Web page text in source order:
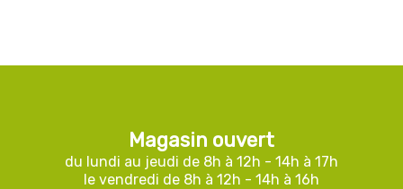
Magasin ouvert
du lundi au jeudi de 8h à 12h - 14h à 17h
le vendredi de 8h à 12h - 14h à 16h